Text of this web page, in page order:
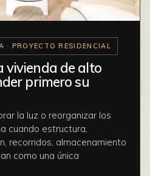
· PROYECTO RESIDENCIAL
vivienda de alto
primero su
la luz o reorganizar los
cuando estructura,
recorridos, almacenamiento
como una única